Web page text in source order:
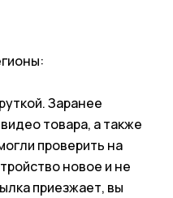
Заранее
товара, а также
проверить на
новое и не
приезжает, вы